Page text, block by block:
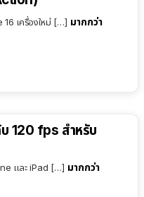
16 เครื่องใหม่ […] มากกว่า
120 fps สำหรับ
และ iPad […] มากกว่า